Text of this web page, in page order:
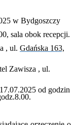
w Bydgoszczy
sala obok recepcji.
, ul. Gdańska 163,
Zawisza , ul.
od godzin